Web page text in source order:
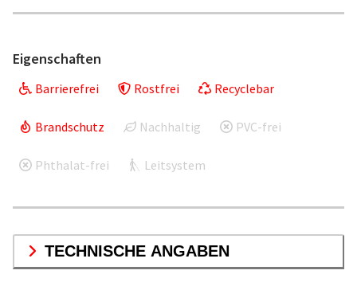
Eigenschaften
Barrierefrei Rostfrei Recyclebar
Brandschutz Nachhaltig PVC-frei
Phthalat-frei Leitsystem
TECHNISCHE ANGABEN